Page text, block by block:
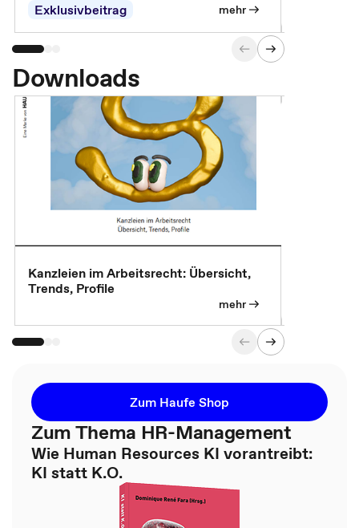
Exklusivbeitrag
mehr
Downloads
Kanzleien im Arbeitsrecht: Übersicht,
Trends, Profile
mehr
Zum Haufe Shop
Zum Thema HR-Management
Wie Human Resources KI vorantreibt:
KI statt K.O.